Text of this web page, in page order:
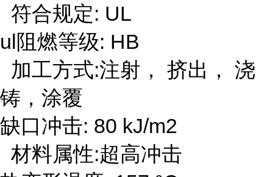
符合规定: UL
ul阻燃等级: HB
加工方式:注射， 挤出， 浇
铸，涂覆
缺口冲击: 80 kJ/m2
材料属性:超高冲击